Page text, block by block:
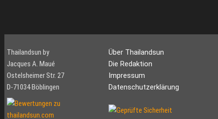
Thailandsun by
Jacques A. Maué
Ostelsheimer Str. 27
D-71034 Böblingen
Über Thailandsun
Die Redaktion
Impressum
Datenschutzerklärung